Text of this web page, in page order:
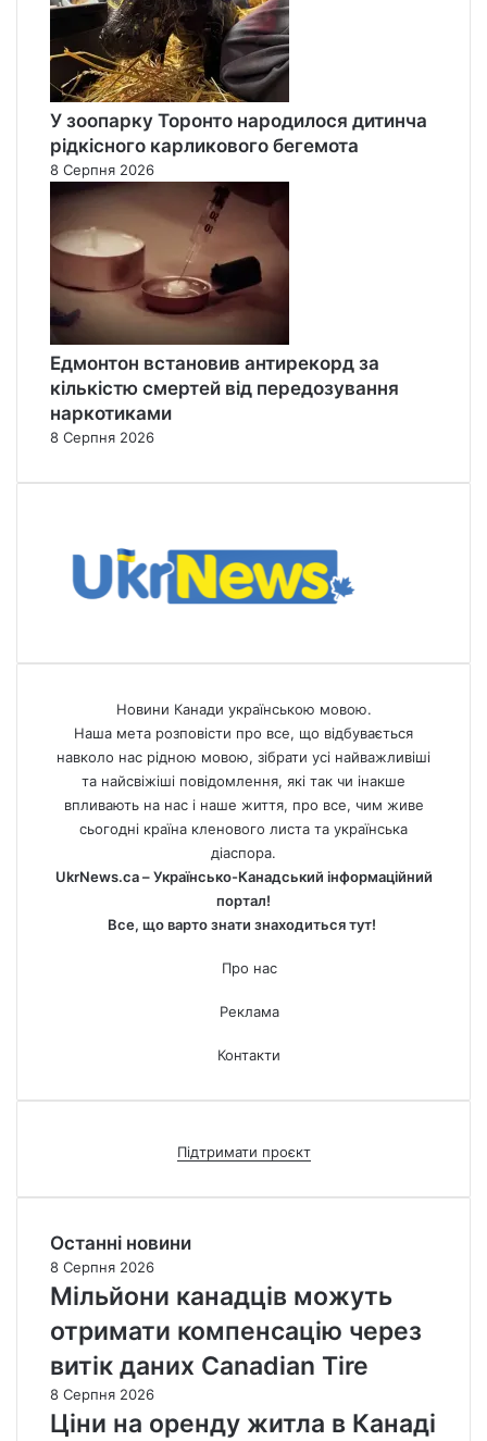
У зоопарку Торонто народилося дитинча
рідкісного карликового бегемота
8 Серпня 2026
Едмонтон встановив антирекорд за
кількістю смертей від передозування
наркотиками
8 Серпня 2026
Новини Канади українською мовою.
Наша мета розповісти про все, що відбувається
навколо нас рідною мовою, зібрати усі найважливіші
та найсвіжіші повідомлення, які так чи інакше
впливають на нас і наше життя, про все, чим живе
сьогодні країна кленового листа та українська
діаспора.
UkrNews.ca – Українсько-Канадський інформаційний
портал!
Все, що варто знати знаходиться тут!
Про нас
Реклама
Контакти
Підтримати проєкт
Останні новини
8 Серпня 2026
Мільйони канадців можуть
отримати компенсацію через
витік даних Canadian Tire
8 Серпня 2026
Ціни на оренду житла в Канаді